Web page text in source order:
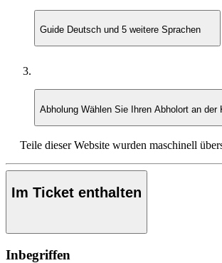
Guide Deutsch und 5 weitere Sprachen
Abholung Wählen Sie Ihren Abholort an der
Teile dieser Website wurden maschinell
Im Ticket enthalten
Inbegriffen